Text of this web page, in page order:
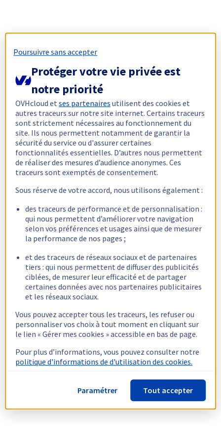
Poursuivre sans accepter
Protéger votre vie privée est
notre priorité
OVHcloud etses partenaires utilisent des cookies et
autres traceurs sur notre site internet. Certains traceurs
sont strictement nécessaires au fonctionnement du
site. Ils nous permettent notamment de garantir la
sécurité du service ou d'assurer certaines
fonctionnalités essentielles. D’autres nous permettent
de réaliser des mesures d’audience anonymes. Ces
traceurs sont exemptés de consentement.
Sous réserve de votre accord, nous utilisons également :
des traceurs de performance et de personnalisation :
qui nous permettent d’améliorer votre navigation
selon vos préférences et usages ainsi que de mesurer
la performance de nos pages ;
et des traceurs de réseaux sociaux et de partenaires
tiers : qui nous permettent de diffuser des publicités
ciblées, de mesurer leur efficacité et de partager
certaines données avec nos partenaires publicitaires
et les réseaux sociaux.
Vous pouvez accepter tous les traceurs, les refuser ou
personnaliser vos choix à tout moment en cliquant sur
le lien « Gérer mes cookies » accessible en bas de page.
Pour plus d’informations, vous pouvez consulter notre
politique d'informations de d'utilisation des cookies.
Paramétrer Tout accepter